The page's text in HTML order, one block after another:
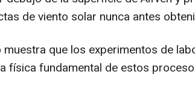
de viento solar nunca antes
que los experimentos de
física fundamental de estos